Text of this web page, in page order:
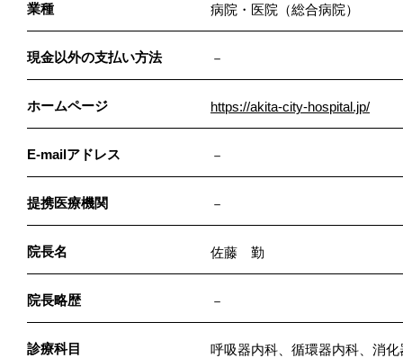
業種 病院・医院（総合病院）
現金以外の支払い方法 －
ホームページ https://akita-city-hospital.jp/
E-mailアドレス －
提携医療機関 －
院長名 佐藤 勤
院長略歴 －
診療科目
呼吸器内科、循環器内科、消